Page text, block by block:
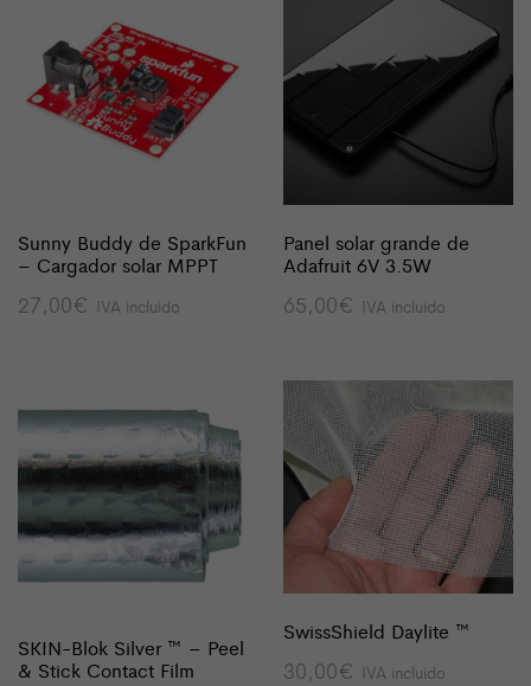
Sunny Buddy de SparkFun
– Cargador solar MPPT
27,00€ IVA incluido
Panel solar grande de
Adafruit 6V 3.5W
65,00€ IVA incluido
SKIN-Blok Silver ™ – Peel
& Stick Contact Film
SwissShield Daylite ™
30,00€ IVA incluido